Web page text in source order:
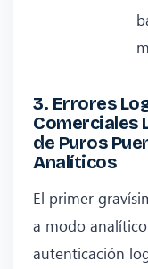
3. Errores
Comerciales
de Puros
Analíticos
El primer
a modo
autenticación